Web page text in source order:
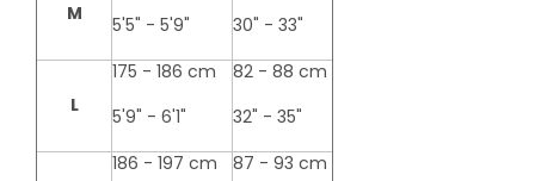
M
5'5" - 5'9"
30" - 33"
L
175 - 186 cm
5'9" - 6'1"
82 - 88 cm
32" - 35"
186 - 197 cm
87 - 93 cm